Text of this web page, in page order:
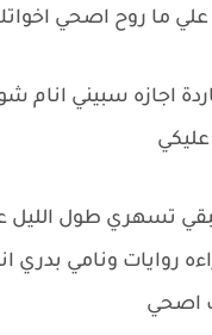
علي ما روح اصحي
اجازه سبيني انام
عليكي
تسهري طول الليل
روايات ونامي بدري
اصحي